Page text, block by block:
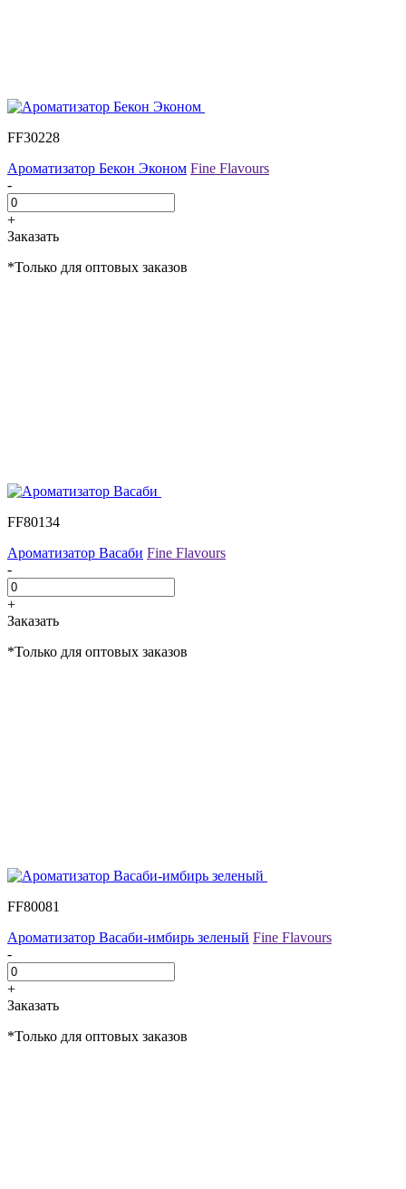
FF30228
Ароматизатор Бекон Эконом Fine Flavours
-
+
Заказать
*Только для оптовых заказов
FF80134
Ароматизатор Васаби Fine Flavours
-
+
Заказать
*Только для оптовых заказов
FF80081
Ароматизатор Васаби-имбирь зеленый Fine Flavours
-
+
Заказать
*Только для оптовых заказов